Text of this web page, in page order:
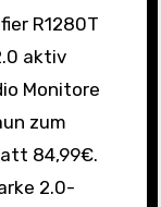
aktiv
Monitore
zum
84,99€.
2.0-